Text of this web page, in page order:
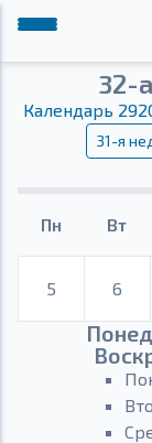
32-
Календарь
31-я
Пн Вт
5 6